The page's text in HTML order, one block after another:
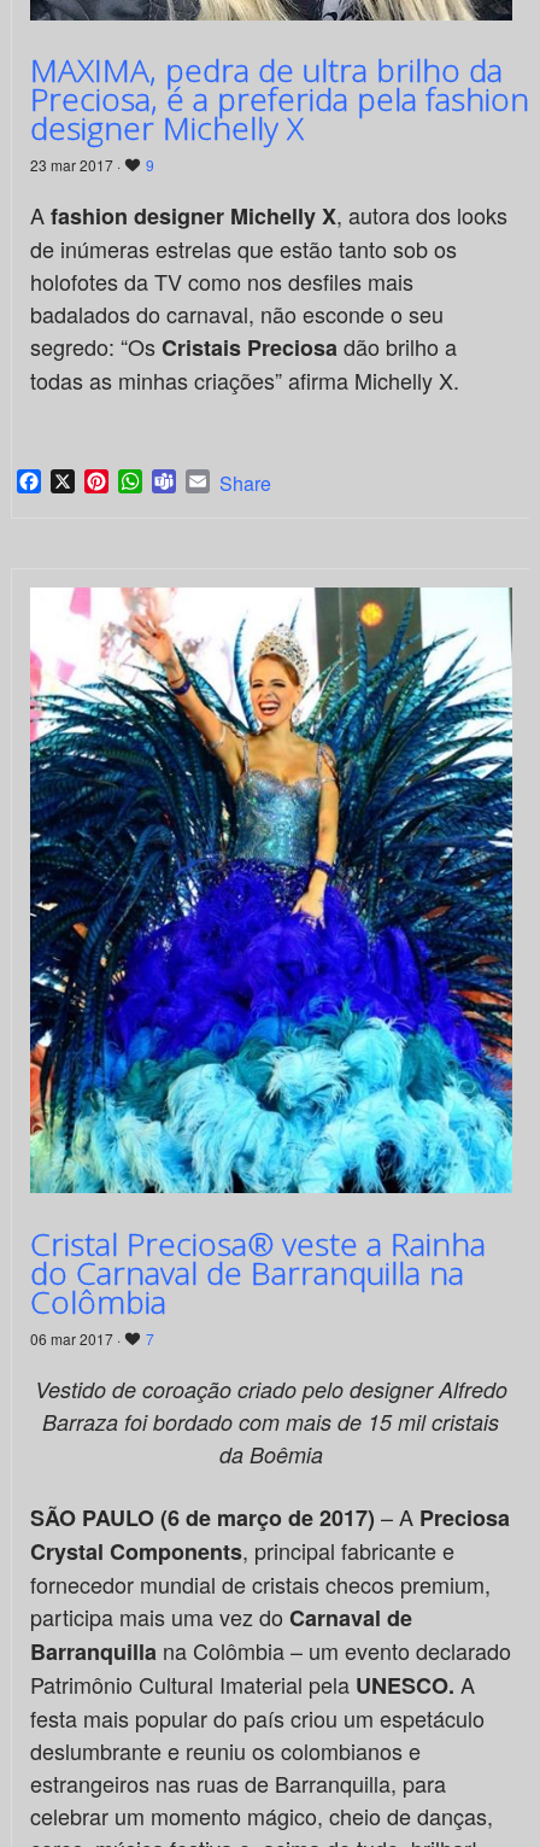
MAXIMA, pedra de ultra brilho da
Preciosa, é a preferida pela fashion
designer Michelly X
23 mar 2017 · 9
Afashion designer Michelly X, autora dos looks
de inúmeras estrelas que estão tanto sob os
holofotes da TV como nos desfiles mais
badalados do carnaval, não esconde o seu
segredo: “OsCristais Preciosadão brilho a
todas as minhas criações” afirma Michelly X.
Facebook
X PinterestWhatsApp
TeamsEmail
Share
Cristal Preciosa® veste a Rainha
do Carnaval de Barranquilla na
Colômbia
06 mar 2017 · 7
Vestido de coroação criado pelo designer Alfredo
Barraza foi bordado com mais de 15 mil cristais
da Boêmia
SÃO PAULO (6 de março de 2017) – A Preciosa
Crystal Components, principal fabricante e
fornecedor mundial de cristais checos premium,
participa mais uma vez do Carnaval de
Barranquilla na Colômbia – um evento declarado
Patrimônio Cultural Imaterial pela UNESCO. A
festa mais popular do país criou um espetáculo
deslumbrante e reuniu os colombianos e
estrangeiros nas ruas de Barranquilla, para
celebrar um momento mágico, cheio de danças,